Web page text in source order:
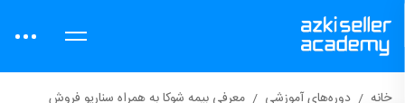
خانه دوره‌های آموزشی
معرفی بیمه شوکا به همراه سناریو فروش